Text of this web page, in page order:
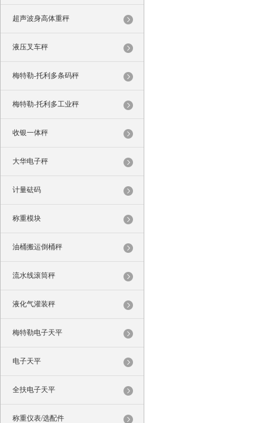
超声波身高体重秤
液压叉车秤
梅特勒-托利多条码秤
梅特勒-托利多工业秤
收银一体秤
大华电子秤
计量砝码
称重模块
油桶搬运倒桶秤
流水线滚筒秤
液化气灌装秤
梅特勒电子天平
电子天平
全扶电子天平
称重仪表/选配件